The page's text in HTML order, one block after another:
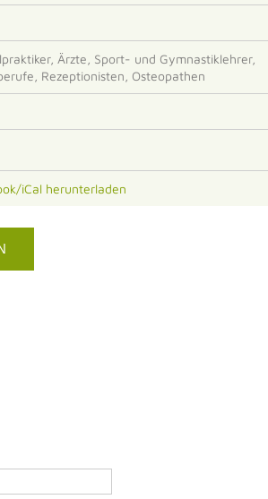
Ärzte, Sport- und Gymnastiklehrer,
Rezeptionisten, Osteopathen
iCal herunterladen